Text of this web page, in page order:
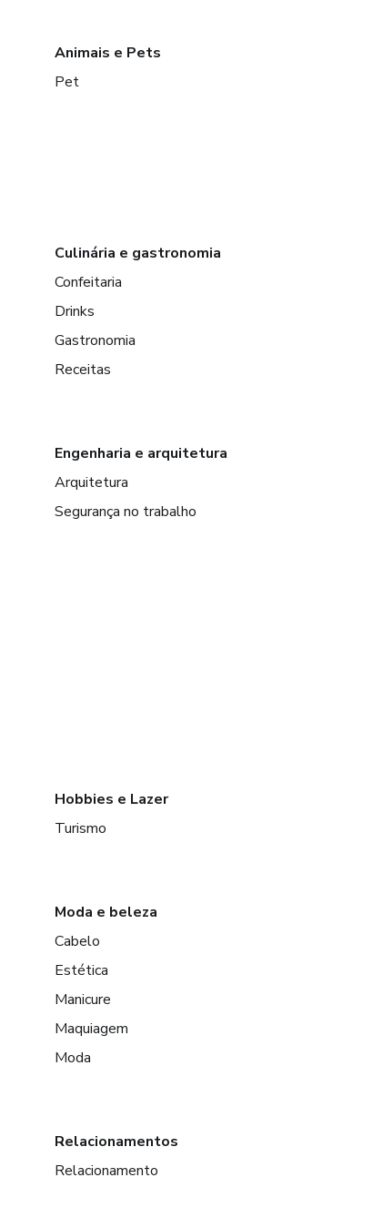
Animais e Pets
Pet
Culinária e gastronomia
Confeitaria
Drinks
Gastronomia
Receitas
Engenharia e arquitetura
Arquitetura
Segurança no trabalho
Hobbies e Lazer
Turismo
Moda e beleza
Cabelo
Estética
Manicure
Maquiagem
Moda
Relacionamentos
Relacionamento